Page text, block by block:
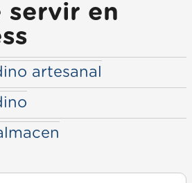
servir en
artesanal